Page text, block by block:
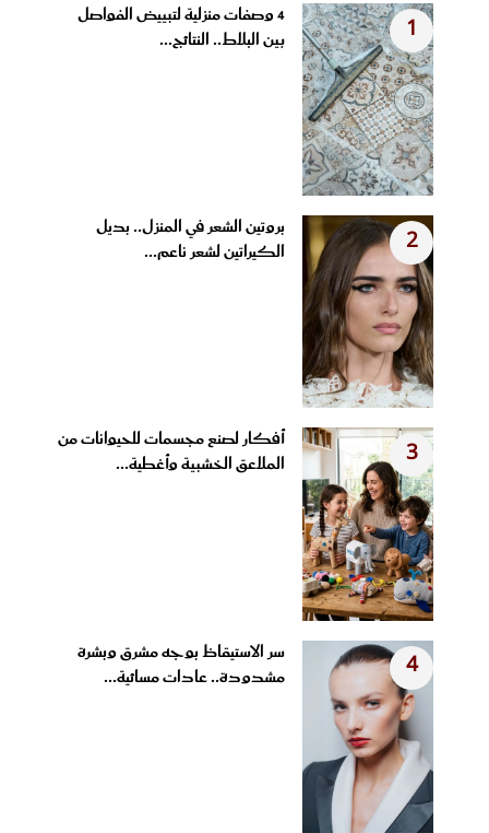
1
4 وصفات منزلية لتبييض الفواصل
بين البلاط.. النتائج...
2
بروتين الشعر في المنزل.. بديل
الكيراتين لشعر ناعم...
3
أفكار لصنع مجسمات للحيوانات من
الملاعق الخشبية وأغطية...
4
سر الاستيقاظ بوجه مشرق وبشرة
مشدودة.. عادات مسائية...